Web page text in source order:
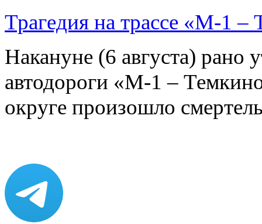
Трагедия на трассе «М-1 –
Накануне (6 августа) рано
автодороги «М-1 –
округе произошло